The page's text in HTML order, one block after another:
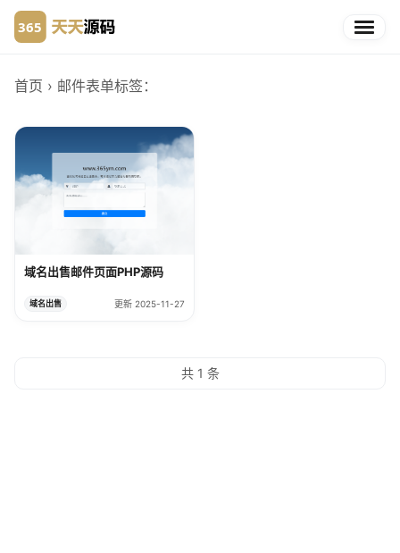
首页 › 邮件表单标签：
域名出售邮件页面PHP源码
域名出售 更新 2025-11-27
共 1 条